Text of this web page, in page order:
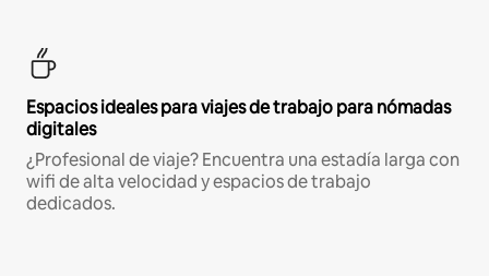
Espacios ideales para viajes de trabajo para nómadas
digitales
¿Profesional de viaje? Encuentra una estadía larga con
wifi de alta velocidad y espacios de trabajo
dedicados.